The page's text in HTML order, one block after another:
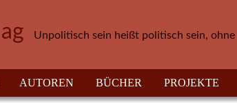
Unpolitisch sein heißt politisch sein, ohne
AUTOREN BÜCHER PROJEKTE